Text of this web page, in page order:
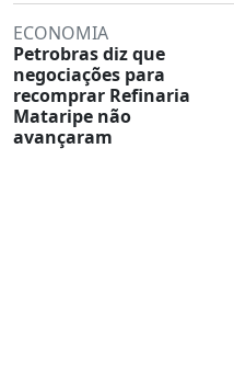
ECONOMIA
Petrobras diz que
negociações para
recomprar Refinaria
Mataripe não
avançaram